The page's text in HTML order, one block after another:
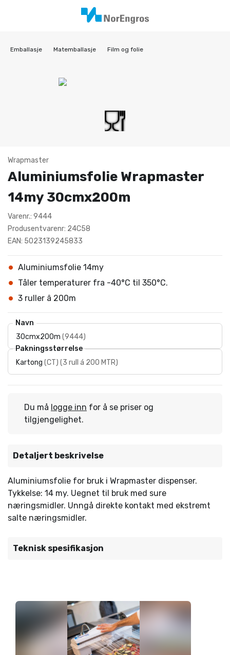
Emballasje Matemballasje Film og folie
Wrapmaster
Aluminiumsfolie Wrapmaster
14my 30cmx200m
Varenr.: 9444
Produsentvarenr: 24C58
EAN: 5023139245833
Aluminiumsfolie 14my
Tåler temperaturer fra -40°C til 350°C.
3 ruller â 200m
Navn
30cmx200m (9444)
Pakningsstørrelse
Kartong (CT) (3 rull á 200 MTR)
Du må logge inn for å se priser og
tilgjengelighet.
Detaljert beskrivelse
Aluminiumsfolie for bruk i Wrapmaster dispenser.
Tykkelse: 14 my. Uegnet til bruk med sure
næringsmidler. Unngå direkte kontakt med ekstremt
salte næringsmidler.
Teknisk spesifikasjon